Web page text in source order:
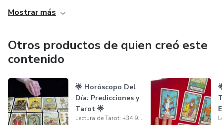
Resumen
Nuestro servicio de tarot está diseñado para ofrecerte
orientación y respuestas precisas sobre tu futuro financiero.
24 horas, todos los días. Llama a
Mostrar más
Otros productos de quien creó este
contenido
🌟 Horóscopo Del
Día: Predicciones y
Tarot 🌟
Lectura de Tarot: +34 911 235 019